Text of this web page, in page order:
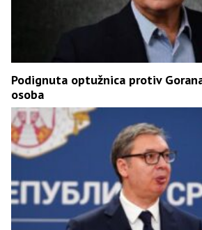
Podignuta optužnica protiv
osoba